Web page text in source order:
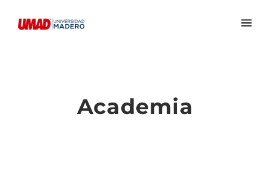
Academia